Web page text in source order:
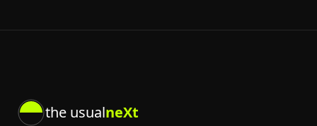
the usualneXt